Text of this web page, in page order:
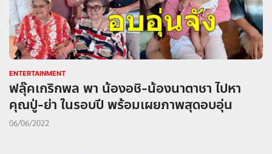
ENTERTAINMENT
ฟลุ๊คเกริกพล พา น้องอชิ-น้องนาตาชา ไปหา
คุณปู่-ย่า ในรอบปี พร้อมเผยภาพสุดอบอุ่น
06/06/2022